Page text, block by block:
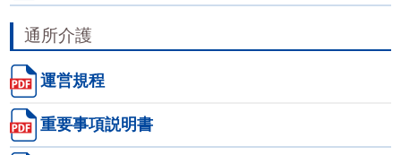
通所介護
運営規程
重要事項説明書